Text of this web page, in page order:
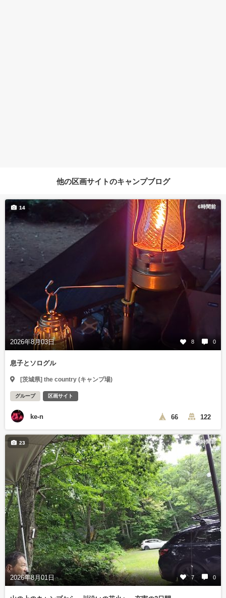
他の区画サイトのキャンプブログ
6時間前
2026年8月03日 8 0
14
息子とソログル
[茨城県] the country (キャンプ場)
グループ 区画サイト
ke-n 66 122
9時間前
2026年8月01日 7 0
23